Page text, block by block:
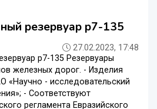
резервуар р7-135
27.02.2023, 17:48
р7-135 Резервуары
железных дорог. - Изделия
«Научно - исследовательский
- Соответствуют
регламента Евразийского